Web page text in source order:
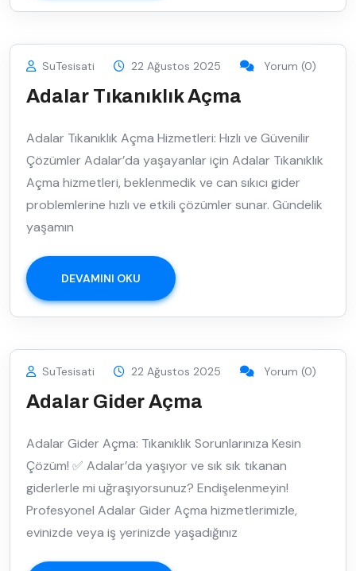
SuTesisati 22 Ağustos 2025 Yorum (0)
Adalar Tıkanıklık Açma
Adalar Tıkanıklık Açma Hizmetleri: Hızlı ve Güvenilir
Çözümler Adalar’da yaşayanlar için Adalar Tıkanıklık
Açma hizmetleri, beklenmedik ve can sıkıcı gider
problemlerine hızlı ve etkili çözümler sunar. Gündelik
yaşamın
DEVAMINI OKU
SuTesisati 22 Ağustos 2025 Yorum (0)
Adalar Gider Açma
Adalar Gider Açma: Tıkanıklık Sorunlarınıza Kesin
Çözüm! ✅ Adalar’da yaşıyor ve sık sık tıkanan
giderlerle mi uğraşıyorsunuz? Endişelenmeyin!
Profesyonel Adalar Gider Açma hizmetlerimizle,
evinizde veya iş yerinizde yaşadığınız